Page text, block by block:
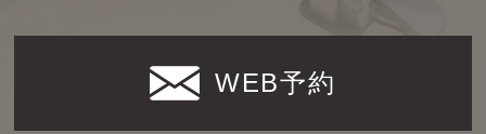
WEB予約